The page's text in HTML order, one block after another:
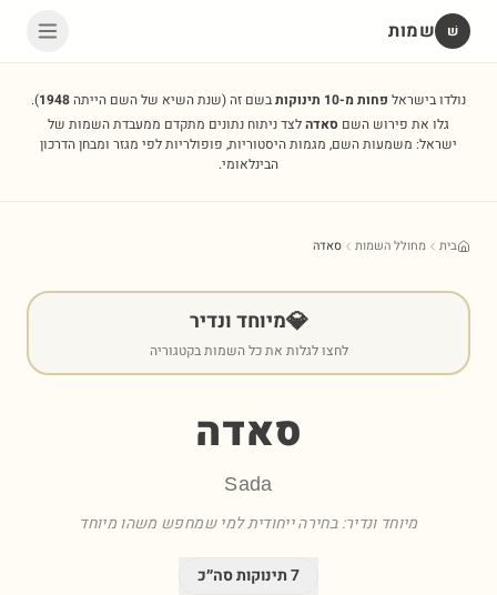
שׁ שמות
נולדו בישראל פחות מ-10 תינוקות בשם זה(שנת השיא של השם הייתה1948
).
גלו את פירוש השם סאדהלצד ניתוח נתונים מתקדם ממעבדת השמות של
ישראל: משמעות השם, מגמות היסטוריות, פופולריות לפי מגזר ומבחן הדרכון
הבינלאומי.
בית מחולל השמות סאדה
💎מיוחד ונדיר
לחצו לגלות את כל השמות בקטגוריה
סאדה
Sada
מיוחד ונדיר: בחירה ייחודית למי שמחפש משהו מיוחד
7תינוקות סה״כ